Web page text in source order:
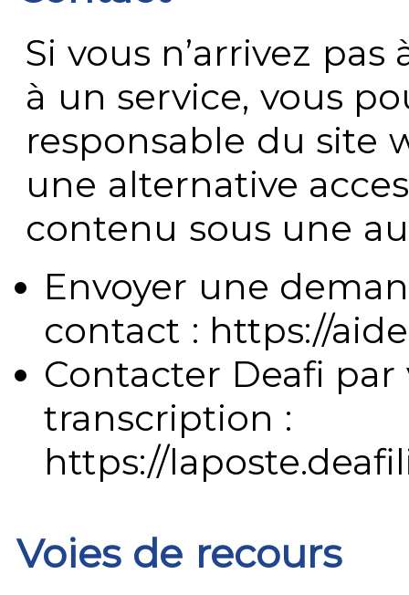
Si vous n’arrivez
à un service, vous
responsable du site
une alternative
contenu sous une
Envoyer une
contact : https://
Contacter Deafi
transcription :
https://
Voies de recours